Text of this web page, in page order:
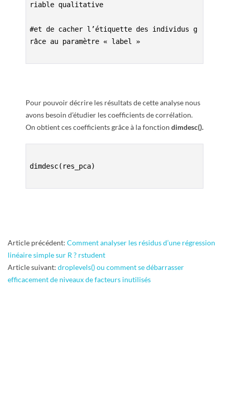
riable qualitative
#et de cacher l’étiquette des individus g
râce au paramètre « label »
Pour pouvoir décrire les résultats de cette analyse nous
avons besoin d’étudier les coefficients de corrélation.
On obtient ces coefficients grâce à la fonction dimdesc().
dimdesc(res_pca)
2015-
08-
06
Article précédent: Comment analyser les résidus d’une régression
linéaire simple sur R ? rstudent
Article suivant: droplevels() ou comment se débarrasser
efficacement de niveaux de facteurs inutilisés